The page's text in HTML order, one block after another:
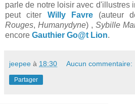
parle de notre loisir avec d'illustres
peut citer Willy Favre(auteur
Rouges, Humanydyne) , Sybille
encore Gauthier Go@t Lion.
jeepee à 18:30 Aucun commentaire:
Partager